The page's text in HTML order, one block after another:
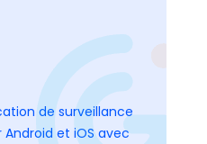
de surveillance
et iOS avec